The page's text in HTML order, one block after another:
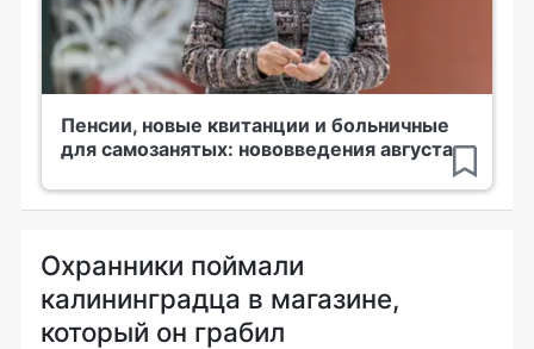
Пенсии, новые квитанции и больничные
для самозанятых: нововведения августа
Охранники поймали
калининградца в магазине,
который он грабил